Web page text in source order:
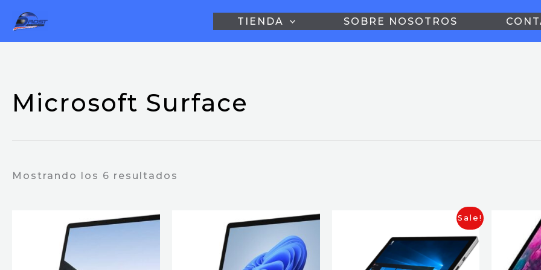
contenido
TIENDA SOBRE NOSOTROS
Microsoft Surface
Mostrando los 6 resultados
Sale!